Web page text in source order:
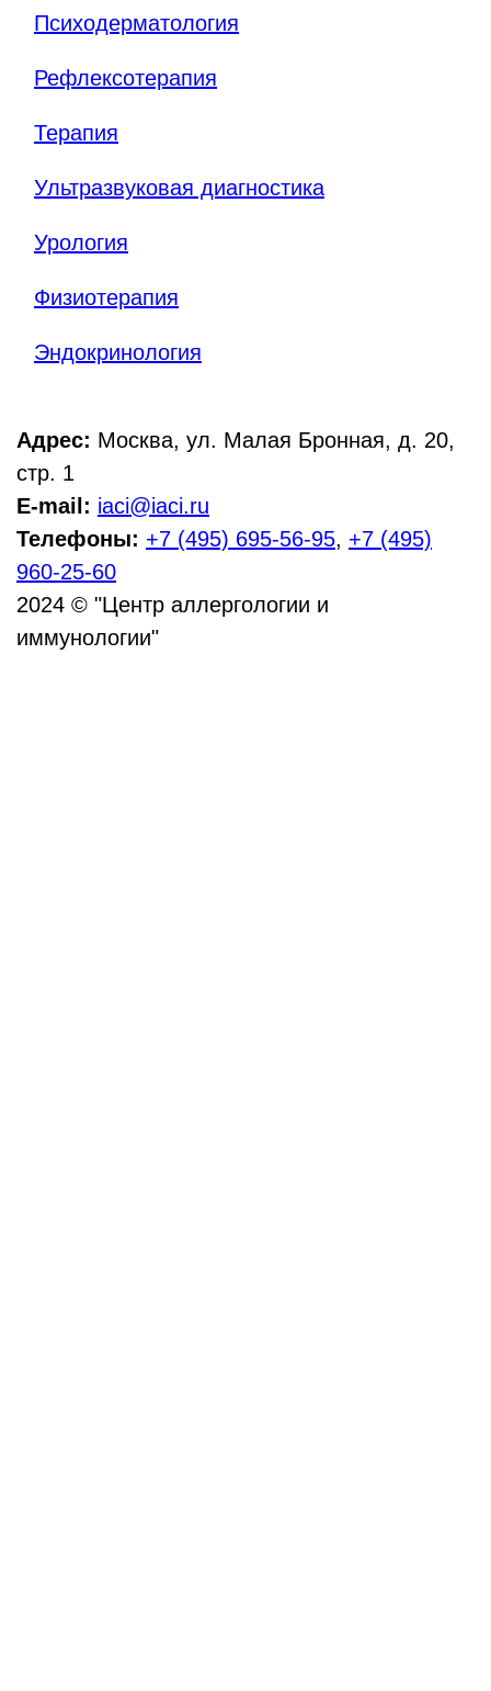
Психодерматология
Рефлексотерапия
Терапия
Ультразвуковая диагностика
Урология
Физиотерапия
Эндокринология
Адрес: Москва, ул. Малая Бронная, д. 20,
стр. 1
E-mail: iaci@iaci.ru
Телефоны: +7 (495) 695-56-95, +7 (495)
960-25-60
2024 © "Центр аллергологии и
иммунологии"